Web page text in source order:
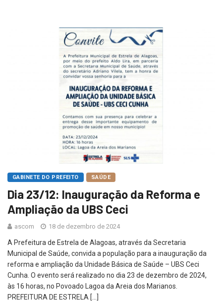
GABINETE DO PREFEITO SAÚDE
Dia 23/12: Inauguração da Reforma e
Ampliação da UBS Ceci
ascom 18 de dezembro de 2024
A Prefeitura de Estrela de Alagoas, através da Secretaria
Municipal de Saúde, convida a população para a inauguração da
reforma e ampliação da Unidade Básica de Saúde – UBS Ceci
Cunha. O evento será realizado no dia 23 de dezembro de 2024,
às 16 horas, no Povoado Lagoa da Areia dos Marianos.
PREFEITURA DE ESTRELA […]